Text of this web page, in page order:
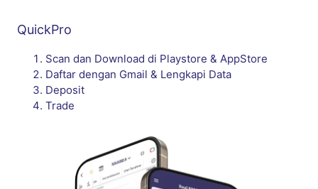
QuickPro
Scan dan Download di Playstore & AppStore
Daftar dengan Gmail & Lengkapi Data
Deposit
Trade